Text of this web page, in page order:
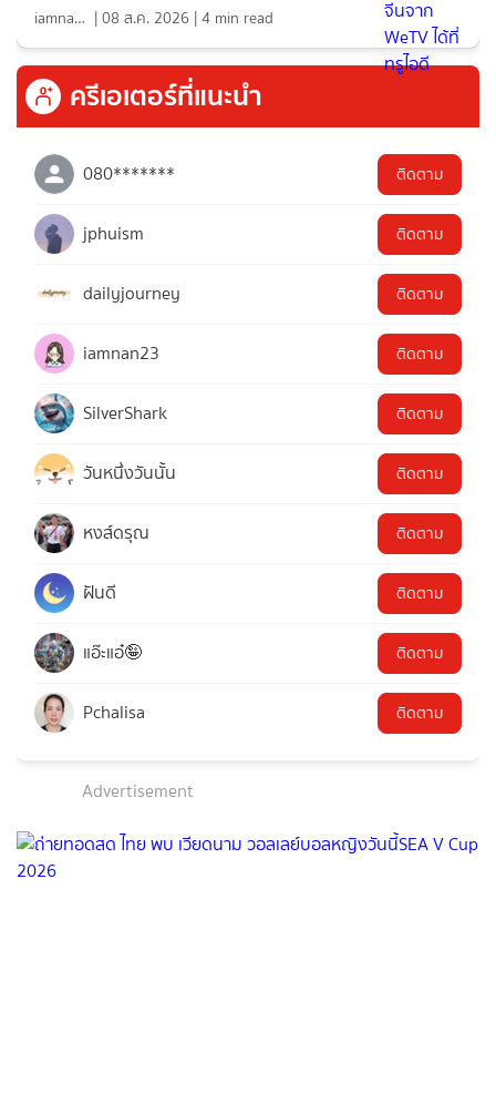
iamnan23 |08 ส.ค. 2026 |4 min read
ครีเอเตอร์ที่แนะนำ
080******* ติดตาม
jphuism ติดตาม
dailyjourney ติดตาม
iamnan23 ติดตาม
SilverShark ติดตาม
วันหนึ่งวันนั้น ติดตาม
หงส์ดรุณ ติดตาม
ฝันดี ติดตาม
แอ๊ะแอ๋🤪 ติดตาม
Pchalisa ติดตาม
Advertisement